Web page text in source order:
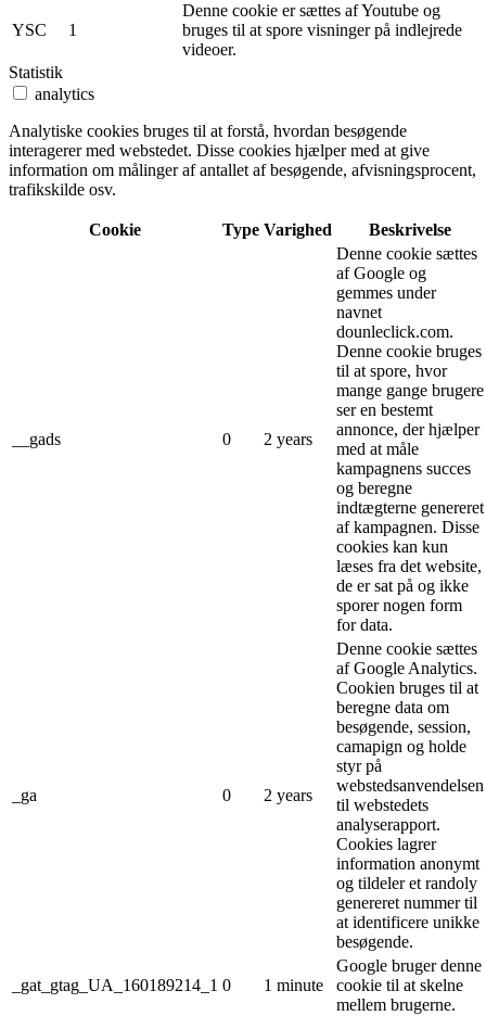
YSC 1
Denne cookie er sættes af Youtube og
bruges til at spore visninger på indlejrede
videoer.
Statistik
analytics
Analytiske cookies bruges til at forstå, hvordan besøgende
interagerer med webstedet. Disse cookies hjælper med at give
information om målinger af antallet af besøgende, afvisningsprocent,
trafikskilde osv.
Cookie Type Varighed Beskrivelse
__gads 0 2 years
Denne cookie sættes
af Google og
gemmes under
navnet
dounleclick.com.
Denne cookie bruges
til at spore, hvor
mange gange brugere
ser en bestemt
annonce, der hjælper
med at måle
kampagnens succes
og beregne
indtægterne genereret
af kampagnen. Disse
cookies kan kun
læses fra det website,
de er sat på og ikke
sporer nogen form
for data.
_ga 0 2 years
Denne cookie sættes
af Google Analytics.
Cookien bruges til at
beregne data om
besøgende, session,
camapign og holde
styr på
webstedsanvendelsen
til webstedets
analyserapport.
Cookies lagrer
information anonymt
og tildeler et randoly
genereret nummer til
at identificere unikke
besøgende.
_gat_gtag_UA_160189214_1 0 1 minute
Google bruger denne
cookie til at skelne
mellem brugerne.